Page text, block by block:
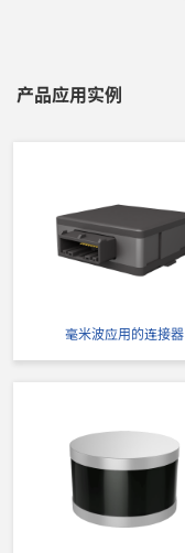
产品应用实例
毫米波应用的连接器